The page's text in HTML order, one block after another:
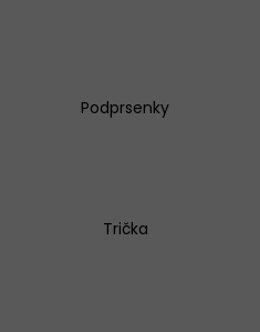
Podprsenky
Trička